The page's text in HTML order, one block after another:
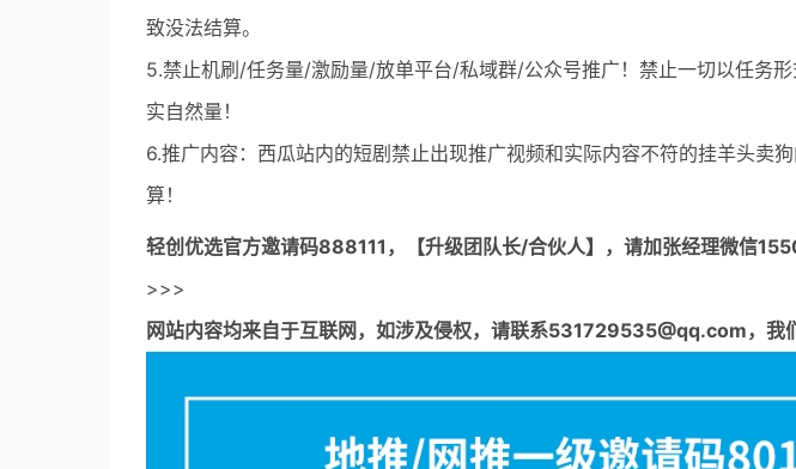
致没法结算。
5.禁止机刷/任务量/激励量/放单平台/私域群/公众号推广！禁止一切以任务
实自然量！
6.推广内容：西瓜站内的短剧禁止出现推广视频和实际内容不符的挂羊头卖
算！
轻创优选官方邀请码888111，【升级团队长/合伙人】，请加张经理微信
>>>
网站内容均来自于互联网，如涉及侵权，请联系531729535@qq.com，我